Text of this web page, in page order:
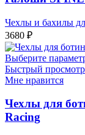
Чехлы и бахилы
3680 ₽
Выберите
Быстрый просмотр
Мне нравится
Чехлы для
Racing